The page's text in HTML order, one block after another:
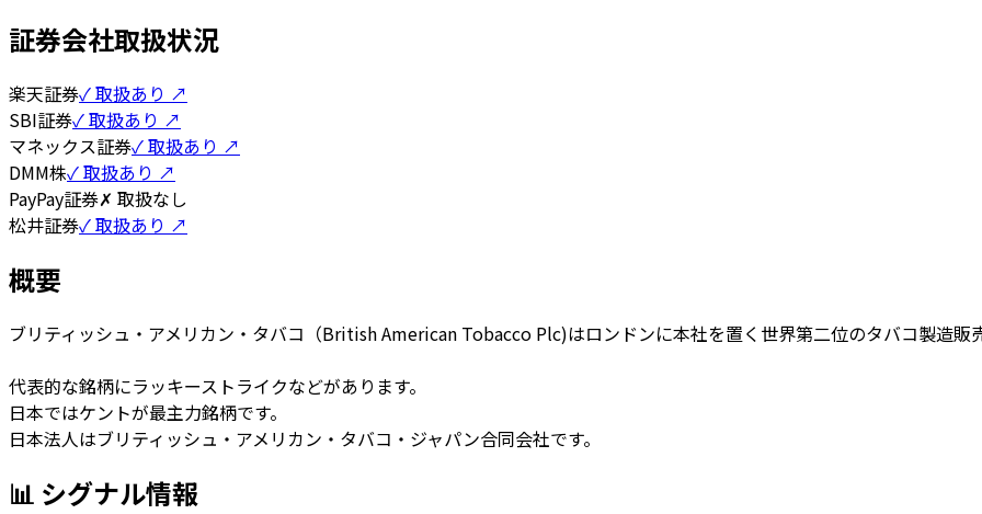
証券会社取扱状況
楽天証券✓ 取扱あり ↗
SBI証券✓ 取扱あり ↗
マネックス証券✓ 取扱あり ↗
DMM株✓ 取扱あり ↗
PayPay証券✗ 取扱なし
松井証券✓ 取扱あり ↗
概要
ブリティッシュ・アメリカン・タバコ（British American Tobacco Plc)はロンドンに本社を置く世界第二位のタバコ製造販
代表的な銘柄にラッキーストライクなどがあります。
日本ではケントが最主力銘柄です。
日本法人はブリティッシュ・アメリカン・タバコ・ジャパン合同会社です。
📊 シグナル情報